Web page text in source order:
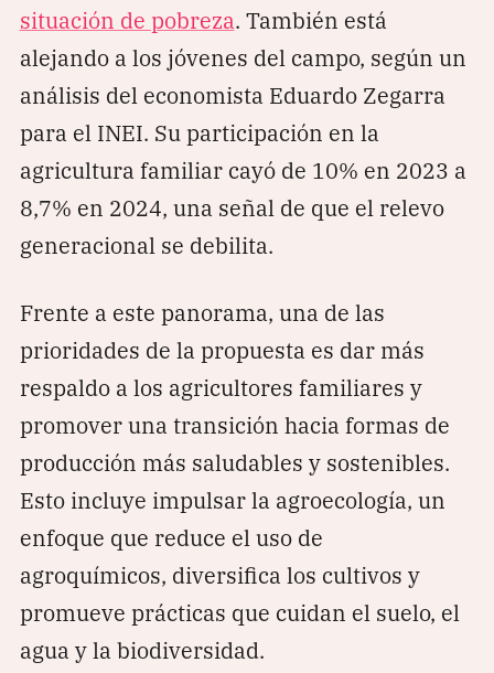
situación de pobreza. También está
alejando a los jóvenes del campo, según un
análisis del economista Eduardo Zegarra
para el INEI. Su participación en la
agricultura familiar cayó de 10% en 2023 a
8,7% en 2024, una señal de que el relevo
generacional se debilita.
Frente a este panorama, una de las
prioridades de la propuesta es dar más
respaldo a los agricultores familiares y
promover una transición hacia formas de
producción más saludables y sostenibles.
Esto incluye impulsar la agroecología, un
enfoque que reduce el uso de
agroquímicos, diversifica los cultivos y
promueve prácticas que cuidan el suelo, el
agua y la biodiversidad.